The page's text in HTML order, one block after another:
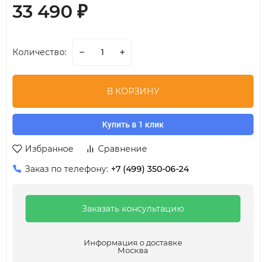
33 490 ₽
Количество:
В КОРЗИНУ
Купить в 1 клик
Избранное
Сравнение
Заказ по телефону: +7 (499) 350-06-24
Заказать консультацию
Информация о доставке
Москва